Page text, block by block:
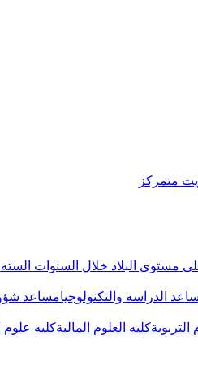
متمركز
مستوی البلاد خلال السنوات
الدراسه والتکنولوجیامساعد
کلیه العلوم المالیةکلیه علوم